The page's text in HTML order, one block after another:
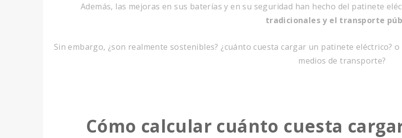
Además, las mejoras en sus baterías y en su seguridad han hecho del patinete
tradicionales y el transporte
Sin embargo, ¿son realmente sostenibles? ¿cuánto cuesta cargar un patinete eléctrico?
medios de transporte?
Cómo calcular cuánto cuesta